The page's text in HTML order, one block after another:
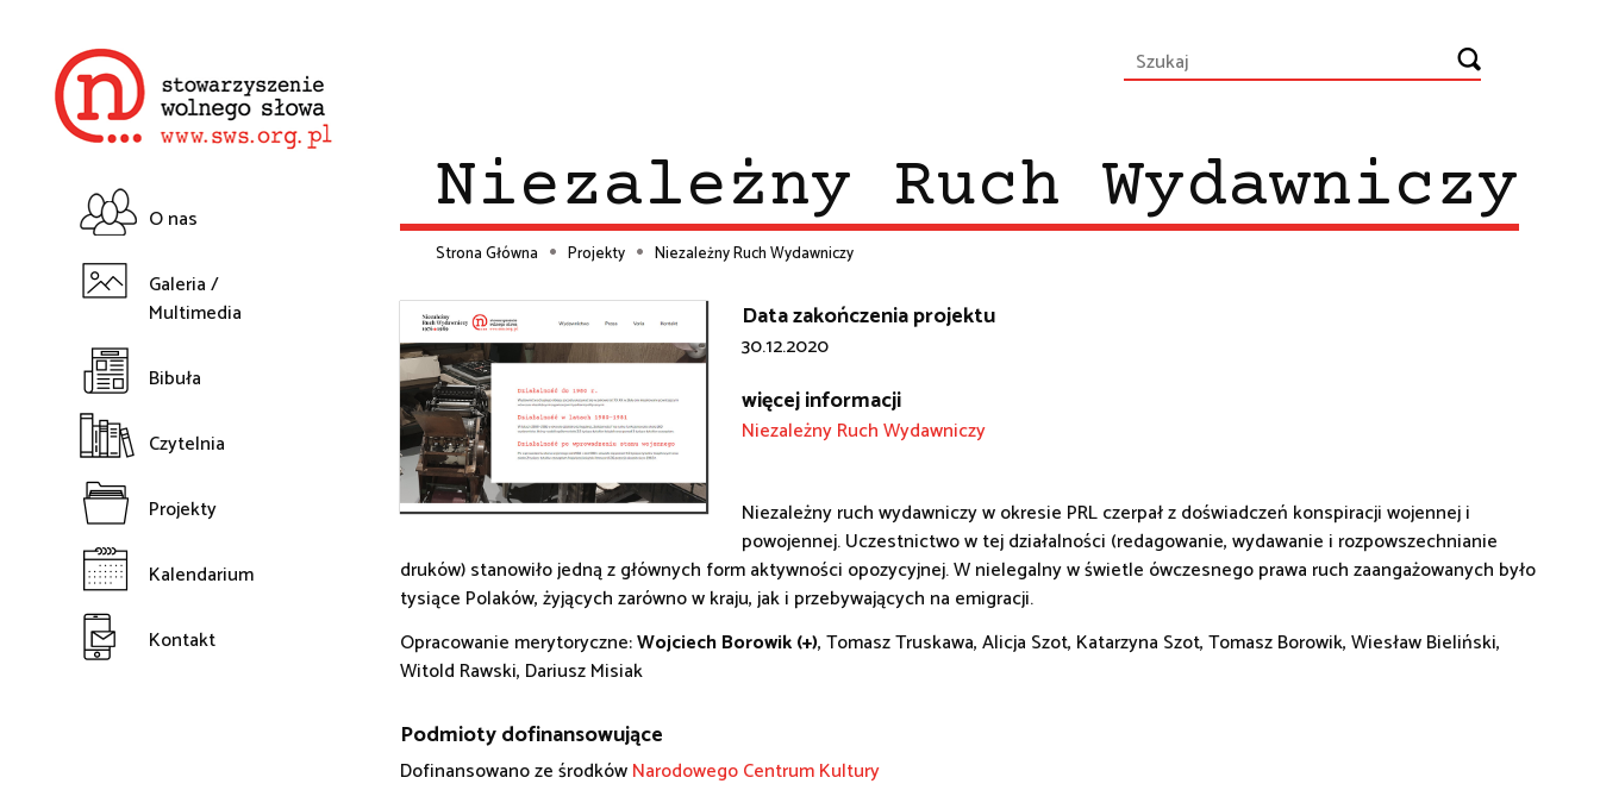
Główna
nawigacja
O nas
Galeria /
Multimedia
Bibuła
Czytelnia
Projekty
Kalendarium
Kontakt
Niezależny Ruch Wydawniczy
Ścieżka
nawigacyjna
Strona Główna Projekty Niezależny Ruch Wydawniczy
Data zakończenia projektu
30.12.2020
więcej informacji
Niezależny Ruch Wydawniczy
Niezależny ruch wydawniczy w okresie PRL czerpał z doświadczeń konspiracji wojennej i
powojennej. Uczestnictwo w tej działalności (redagowanie, wydawanie i rozpowszechnianie
druków) stanowiło jedną z głównych form aktywności opozycyjnej. W nielegalny w świetle ówczesnego prawa ruch zaangażowanych było
tysiące Polaków, żyjących zarówno w kraju, jak i przebywających na emigracji.
Opracowanie merytoryczne:Wojciech Borowik (+), Tomasz Truskawa, Alicja Szot, Katarzyna Szot, Tomasz Borowik, Wiesław Bieliński,
Witold Rawski, Dariusz Misiak
Podmioty dofinansowujące
Dofinansowano ze środkówNarodowego Centrum Kultury